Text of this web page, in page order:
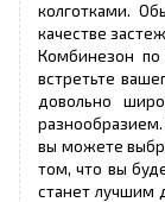
колготками.
качестве
Комбинезон
встретьте
довольно
вы можете
том, что вы
станет лучшим